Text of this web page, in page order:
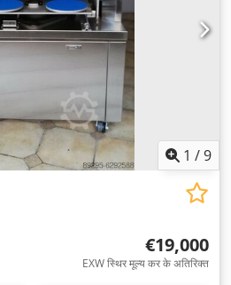
1 /9
€19,000
EXW स्थिर मूल्य कर के अतिरिक्त